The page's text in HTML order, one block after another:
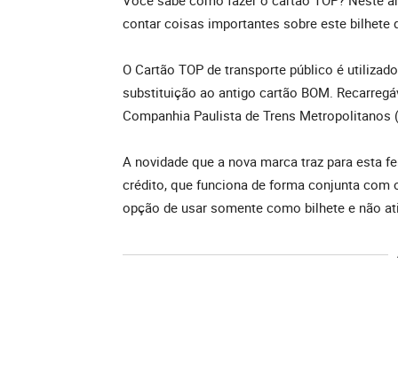
contar coisas importantes sobre este bilhete
O Cartão TOP de transporte público é
substituição ao antigo cartão BOM.
Companhia Paulista de Trens
A novidade que a nova marca traz para esta
crédito, que funciona de forma conjunta com
opção de usar somente como bilhete e não